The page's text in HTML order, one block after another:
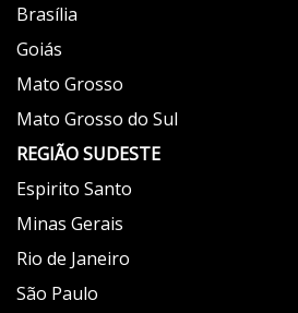
Brasília
Goiás
Mato Grosso
Mato Grosso do Sul
REGIÃOSUDESTE
Espirito Santo
Minas Gerais
Rio de Janeiro
São Paulo